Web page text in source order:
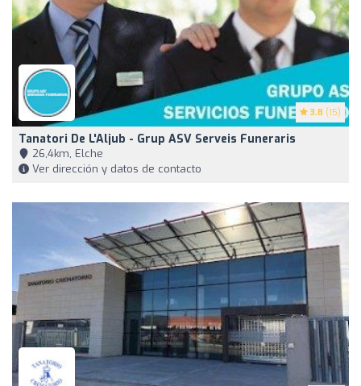
3.8 (15)
Tanatori De L'Aljub - Grup ASV Serveis Funeraris
26,4km, Elche
Ver dirección y datos de contacto